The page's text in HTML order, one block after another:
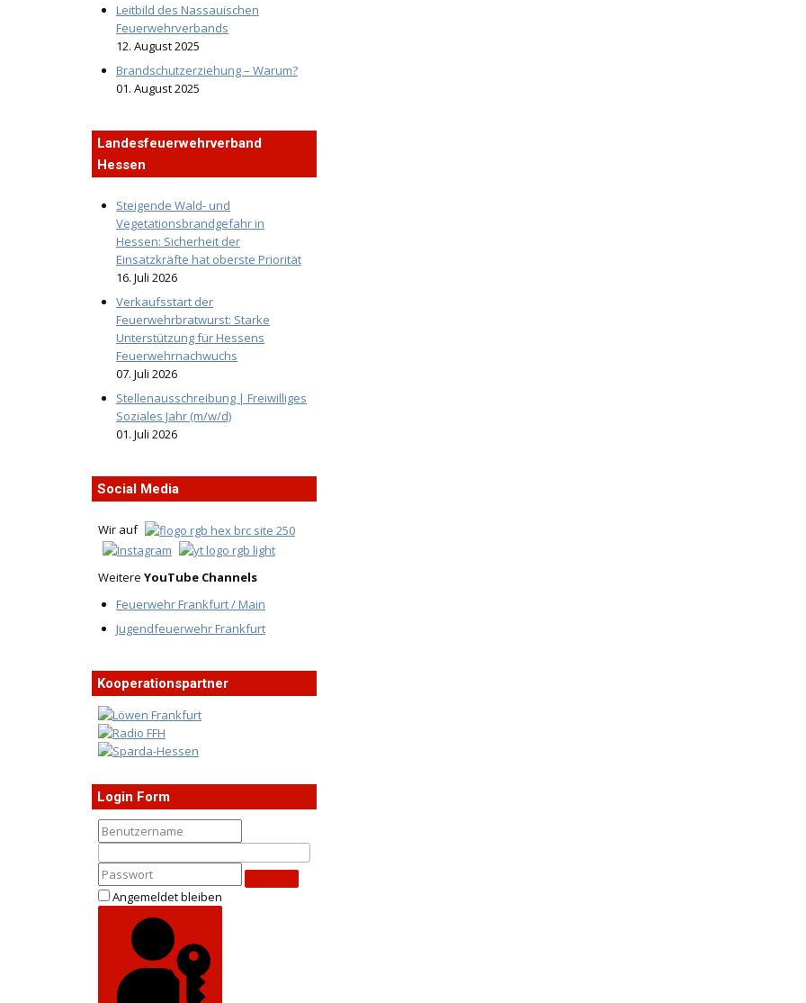
Leitbild des Nassauischen
Feuerwehrverbands
12. August 2025
Brandschutzerziehung – Warum?
01. August 2025
Landesfeuerwehrverband
Hessen
Steigende Wald- und
Vegetationsbrandgefahr in
Hessen: Sicherheit der
Einsatzkräfte hat oberste Priorität
16. Juli 2026
Verkaufsstart der
Feuerwehrbratwurst: Starke
Unterstützung für Hessens
Feuerwehrnachwuchs
07. Juli 2026
Stellenausschreibung | Freiwilliges
Soziales Jahr (m/w/d)
01. Juli 2026
Social Media
Wir auf
Weitere YouTube Channels
Feuerwehr Frankfurt / Main
Jugendfeuerwehr Frankfurt
Kooperationspartner
Login Form
Angemeldet bleiben